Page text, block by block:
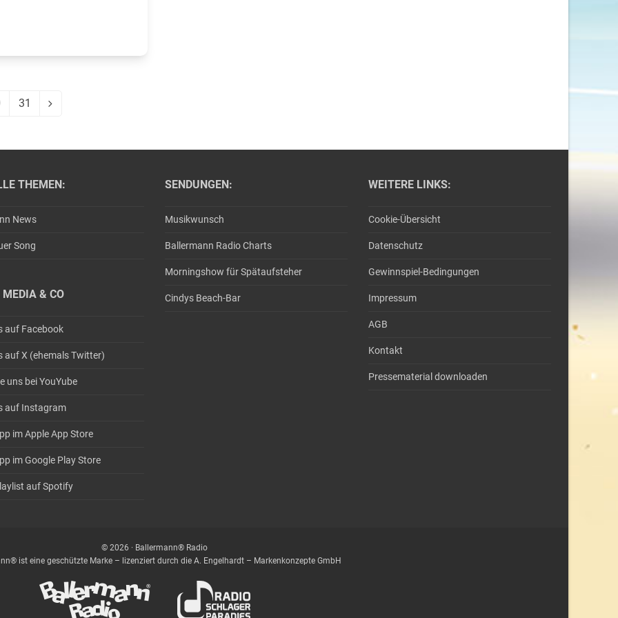
Seite
31 Vorwärts
THEMEN:
News
Song
& CO
auf Facebook
auf X (ehemals Twitter)
uns bei YouYube
auf Instagram
im Apple App Store
im Google Play Store
auf Spotify
SENDUNGEN:
Musikwunsch
Ballermann Radio Charts
Morningshow für Spätaufsteher
Cindys Beach-Bar
WEITERE LINKS:
Cookie-Übersicht
Datenschutz
Gewinnspiel-Bedingungen
Impressum
AGB
Kontakt
Pressematerial downloaden
© 2026 · Ballermann® Radio
ist eine geschützte Marke – lizenziert durch die A. Engelhardt – Markenkonzepte GmbH